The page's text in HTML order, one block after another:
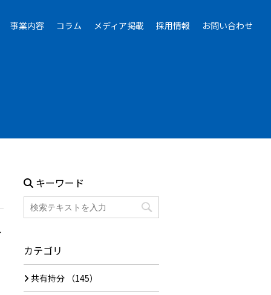
事業内容 コラム メディア掲載 採用情報 お問い合わせ
キーワード
カテゴリ
共有持分 （145）